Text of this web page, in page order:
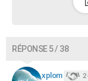
RÉPONSE 5 / 38
xplom 2